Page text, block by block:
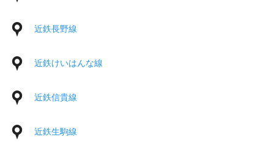
近鉄長野線
近鉄けいはんな線
近鉄信貴線
近鉄生駒線